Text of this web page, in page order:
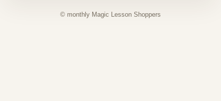
© monthly Magic Lesson Shoppers